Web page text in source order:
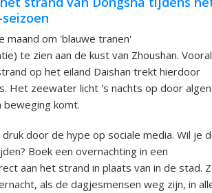
maand om 'blauwe tranen'
te zien aan de kust van Zhoushan. Vooral
op het eiland Daishan trekt hierdoor
Het zeewater licht 's nachts op door algen
beweging komt.
door de hype op sociale media. Wil je
Boek een overnachting in een
aan het strand in plaats van in de stad.
als de dagjesmensen weg zijn, in